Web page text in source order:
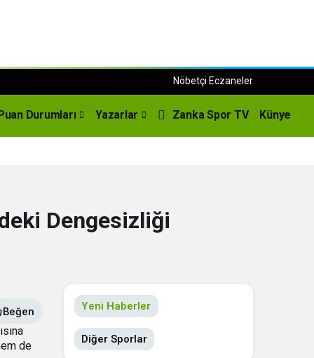
Nöbetçi Eczaneler
Durumları Yazarlar Zanka Spor TV Künye
Dengesizliği
Beğen
de
Yeni Haberler
Diğer Sporlar